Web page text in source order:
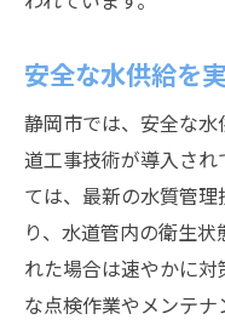
安全な水供給を
静岡市では、安全な
道工事技術が導入さ
ては、最新の水質管
り、水道管内の衛生
れた場合は速やかに
な点検作業やメンテ